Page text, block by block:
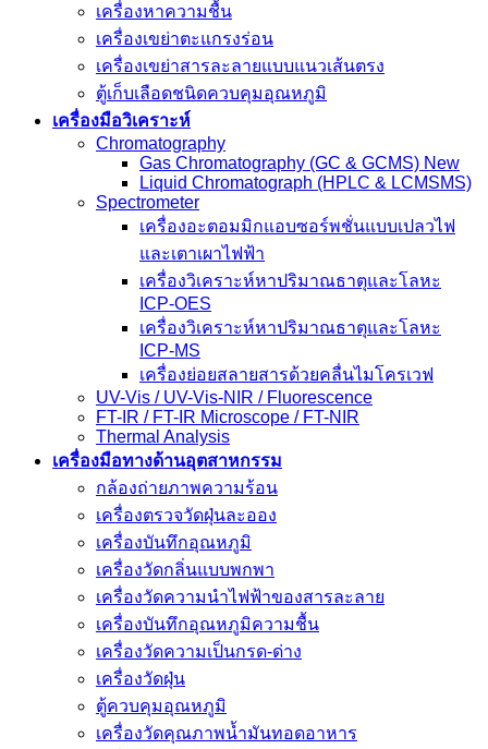
เครื่องหาความชื้น
เครื่องเขย่าตะแกรงร่อน
เครื่องเขย่าสารละลายแบบแนวเส้นตรง
ตู้เก็บเลือดชนิดควบคุมอุณหภูมิ
เครื่องมือวิเคราะห์
Chromatography
Gas Chromatography (GC & GCMS) New
Liquid Chromatograph (HPLC & LCMSMS)
Spectrometer
เครื่องอะตอมมิกแอบซอร์พชั่นแบบเปลวไฟ
และเตาเผาไฟฟ้า
เครื่องวิเคราะห์หาปริมาณธาตุและโลหะ
ICP-OES
เครื่องวิเคราะห์หาปริมาณธาตุและโลหะ
ICP-MS
เครื่องย่อยสลายสารด้วยคลื่นไมโครเวฟ
UV-Vis / UV-Vis-NIR / Fluorescence
FT-IR / FT-IR Microscope / FT-NIR
Thermal Analysis
เครื่องมือทางด้านอุตสาหกรรม
กล้องถ่ายภาพความร้อน
เครื่องตรวจวัดฝุ่นละออง
เครื่องบันทึกอุณหภูมิ
เครื่องวัดกลิ่นแบบพกพา
เครื่องวัดความนําไฟฟ้าของสารละลาย
เครื่องบันทึกอุณหภูมิความชื้น
เครื่องวัดความเป็นกรด-ด่าง
เครื่องวัดฝุ่น
ตู้ควบคุมอุณหภูมิ
เครื่องวัดคุณภาพน้ำมันทอดอาหาร